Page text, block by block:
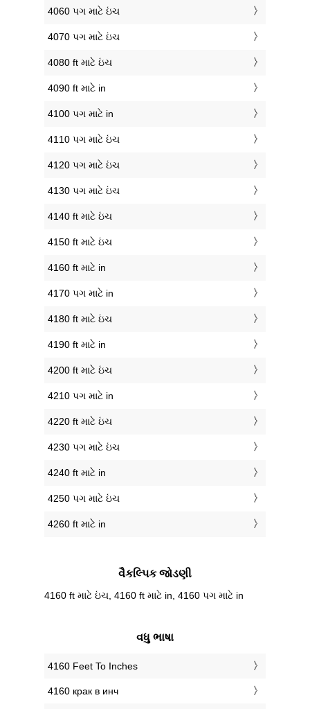
4060 પગ માટે ઇંચ
4070 પગ માટે ઇંચ
4080 ft માટે ઇંચ
4090 ft માટે in
4100 પગ માટે in
4110 પગ માટે ઇંચ
4120 પગ માટે ઇંચ
4130 પગ માટે ઇંચ
4140 ft માટે ઇંચ
4150 ft માટે ઇંચ
4160 ft માટે in
4170 પગ માટે in
4180 ft માટે ઇંચ
4190 ft માટે in
4200 ft માટે ઇંચ
4210 પગ માટે in
4220 ft માટે ઇંચ
4230 પગ માટે ઇંચ
4240 ft માટે in
4250 પગ માટે ઇંચ
4260 ft માટે in
વૈકલ્પિક જોડણી
4160 ft માટે ઇંચ, 4160 ft માટે in, 4160 પગ માટે in
વધુ ભાષા
‎4160 Feet To Inches
‎4160 крак в инч